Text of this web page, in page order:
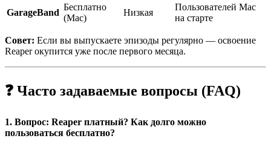
GarageBand
Бесплатно
(Mac)
Низкая
Пользователей Mac
на старте
Совет: Если вы выпускаете эпизоды регулярно — освоение
Reaper окупится уже после первого месяца.
❓ Часто задаваемые вопросы (FAQ)
1. Вопрос: Reaper платный? Как долго можно
пользоваться бесплатно?